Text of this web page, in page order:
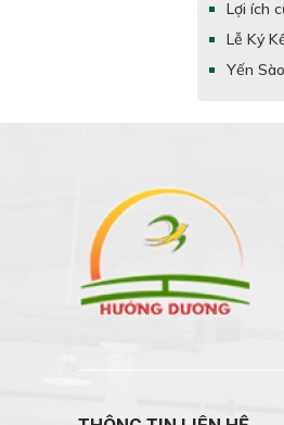
Lợi ích
Lễ Ký
Yến